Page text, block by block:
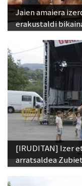
Jaien amaiera
erakustaldi
[IRUDITAN] Izer
arratsaldea